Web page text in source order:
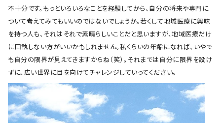
不十分です。もっといろいろなことを経験してから、自分の将来や専門に
ついて考えてみてもいいのではないでしょうか。若くして地域医療に興味
を持つ人も、それはそれで素晴らしいことだと思いますが、地域医療だけ
に固執しない方がいいかもしれません。私くらいの年齢になれば、いやで
も自分の限界が見えてきますからね（笑）。それまでは自分に限界を設け
ずに、広い世界に目を向けてチャレンジしていってください。